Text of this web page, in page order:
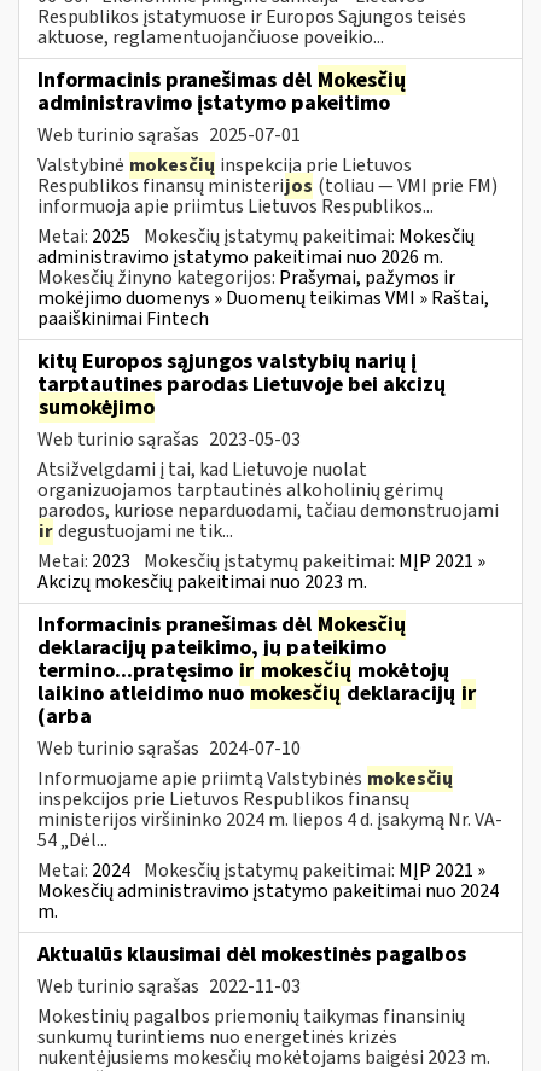
Respublikos įstatymuose ir Europos Sąjungos teisės
aktuose, reglamentuojančiuose poveikio...
Informacinis pranešimas dėl Mokesčių
administravimo įstatymo pakeitimo
Web turinio sąrašas 2025-07-01
Valstybinė mokesčių inspekcija prie Lietuvos
Respublikos finansų ministerijos (toliau — VMI prie FM)
informuoja apie priimtus Lietuvos Respublikos...
Metai: 2025 Mokesčių įstatymų pakeitimai: Mokesčių
administravimo įstatymo pakeitimai nuo 2026 m.
Mokesčių žinyno kategorijos: Prašymai, pažymos ir
mokėjimo duomenys » Duomenų teikimas VMI » Raštai,
paaiškinimai Fintech
kitų Europos sąjungos valstybių narių į
tarptautines parodas Lietuvoje bei akcizų
sumokėjimo
Web turinio sąrašas 2023-05-03
Atsižvelgdami į tai, kad Lietuvoje nuolat
organizuojamos tarptautinės alkoholinių gėrimų
parodos, kuriose neparduodami, tačiau demonstruojami
irdegustuojami ne tik...
Metai: 2023 Mokesčių įstatymų pakeitimai: MĮP 2021 »
Akcizų mokesčių pakeitimai nuo 2023 m.
Informacinis pranešimas dėl Mokesčių
deklaracijų pateikimo, jų pateikimo
termino...pratęsimo ir mokesčių mokėtojų
laikino atleidimo nuomokesčiųdeklaracijų ir
(arba
Web turinio sąrašas 2024-07-10
Informuojame apie priimtą Valstybinės mokesčių
inspekcijos prie Lietuvos Respublikos finansų
ministerijos viršininko 2024 m. liepos 4 d. įsakymą Nr. VA-
54 „Dėl...
Metai: 2024 Mokesčių įstatymų pakeitimai: MĮP 2021 »
Mokesčių administravimo įstatymo pakeitimai nuo 2024
m.
Aktualūs klausimai dėl mokestinės pagalbos
Web turinio sąrašas 2022-11-03
Mokestinių pagalbos priemonių taikymas finansinių
sunkumų turintiems nuo energetinės krizės
nukentėjusiems mokesčių mokėtojams baigėsi 2023 m.